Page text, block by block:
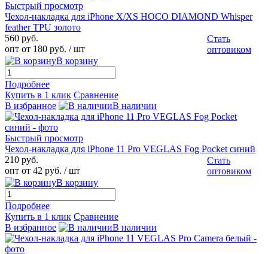
Быстрый просмотр
Чехол-накладка для iPhone X/XS HOCO DIAMOND Whisper
feather TPU золото
560 руб.
опт от 180 руб. / шт
Стать
оптовиком
В корзину
Подробнее
Купить в 1 клик Сравнение
В избранное
В наличии
Быстрый просмотр
Чехол-накладка для iPhone 11 Pro VEGLAS Fog Pocket синий
210 руб.
опт от 42 руб. / шт
Стать
оптовиком
В корзину
Подробнее
Купить в 1 клик Сравнение
В избранное
В наличии